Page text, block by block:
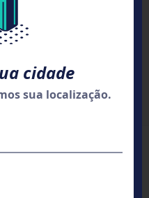
cidade
sua localização.